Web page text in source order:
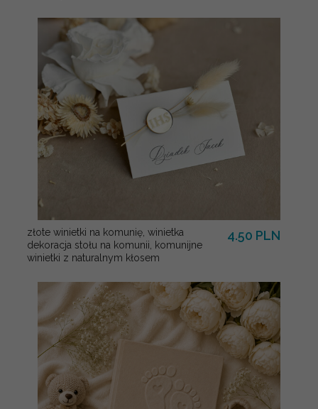
złote winietki na komunię, winietka
dekoracja stołu na komunii, komunijne
winietki z naturalnym kłosem
4.50 PLN